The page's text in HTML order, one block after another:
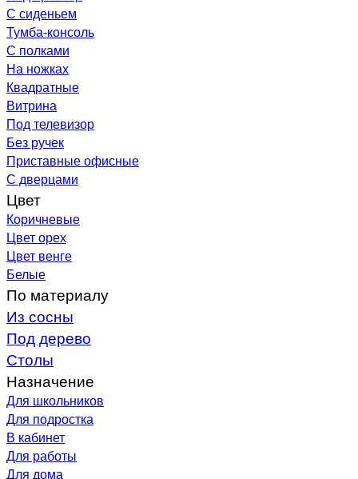
С сиденьем
Тумба-консоль
С полками
На ножках
Квадратные
Витрина
Под телевизор
Без ручек
Приставные офисные
С дверцами
Цвет
Коричневые
Цвет орех
Цвет венге
Белые
По материалу
Из сосны
Под дерево
Столы
Назначение
Для школьников
Для подростка
В кабинет
Для работы
Для дома